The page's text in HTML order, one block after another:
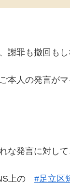
謝罪も撤回も
本人の発言が
な発言に対し
上の #足立区